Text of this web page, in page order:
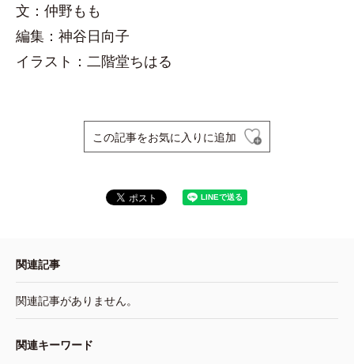
文：仲野もも
編集：神谷日向子
イラスト：二階堂ちはる
この記事をお気に入りに追加
関連記事
関連記事がありません。
関連キーワード